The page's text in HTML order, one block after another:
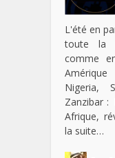
L'été en
toute la
comme
Nigeria,
Zanzibar :
Afrique,
la suite…